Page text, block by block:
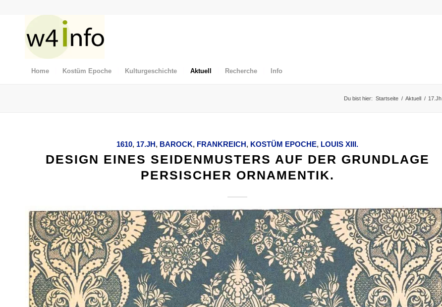
Home Kostüm Epoche Kulturgeschichte Aktuell Recherche Info
Du bist hier: Startseite / Aktuell / 17.Jh
1610, 17.JH, BAROCK, FRANKREICH, KOSTÜM EPOCHE, LOUIS XIII.
DESIGN EINES SEIDENMUSTERS AUF DER GRUNDLAGE
PERSISCHER ORNAMENTIK.